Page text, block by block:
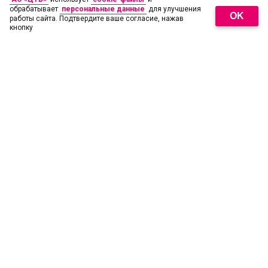
обрабатывает персональные данные для улучшения
работы сайта. Подтвердите ваше согласие, нажав
кнопку
OK